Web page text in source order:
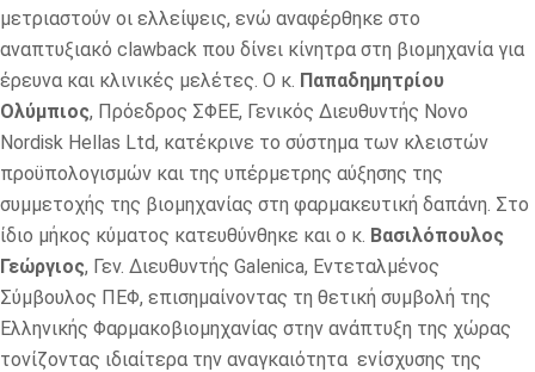
μετριαστούν οι ελλείψεις, ενώ αναφέρθηκε στο
αναπτυξιακό clawback που δίνει κίνητρα στη βιομηχανία για
έρευνα και κλινικές μελέτες. Ο κ. Παπαδημητρίου
Ολύμπιος, Πρόεδρος ΣΦΕΕ, Γενικός Διευθυντής Novo
Nordisk Hellas Ltd, κατέκρινε το σύστημα των κλειστών
προϋπολογισμών και της υπέρμετρης αύξησης της
συμμετοχής της βιομηχανίας στη φαρμακευτική δαπάνη. Στο
ίδιο μήκος κύματος κατευθύνθηκε και ο κ. Βασιλόπουλος
Γεώργιος, Γεν. Διευθυντής Galenica, Εντεταλμένος
Σύμβουλος ΠΕΦ, επισημαίνοντας τη θετική συμβολή της
Ελληνικής Φαρμακοβιομηχανίας στην ανάπτυξη της χώρας
τονίζοντας ιδιαίτερα την αναγκαιότητα ενίσχυσης της